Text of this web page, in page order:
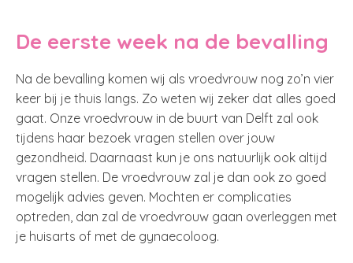
De eerste week na de bevalling
Na de bevalling komen wij als vroedvrouw nog zo’n vier
keer bij je thuis langs. Zo weten wij zeker dat alles goed
gaat. Onze vroedvrouw in de buurt van Delft zal ook
tijdens haar bezoek vragen stellen over jouw
gezondheid. Daarnaast kun je ons natuurlijk ook altijd
vragen stellen. De vroedvrouw zal je dan ook zo goed
mogelijk advies geven. Mochten er complicaties
optreden, dan zal de vroedvrouw gaan overleggen met
je huisarts of met de gynaecoloog.